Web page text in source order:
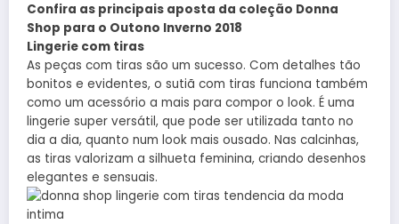
Confira as principais aposta da coleção Donna
Shop para o Outono Inverno 2018
Lingerie com tiras
As peças com tiras são um sucesso. Com detalhes tão
bonitos e evidentes, o sutiã com tiras funciona também
como um acessório a mais para compor o look. É uma
lingerie super versátil, que pode ser utilizada tanto no
dia a dia, quanto num look mais ousado. Nas calcinhas,
as tiras valorizam a silhueta feminina, criando desenhos
elegantes e sensuais.